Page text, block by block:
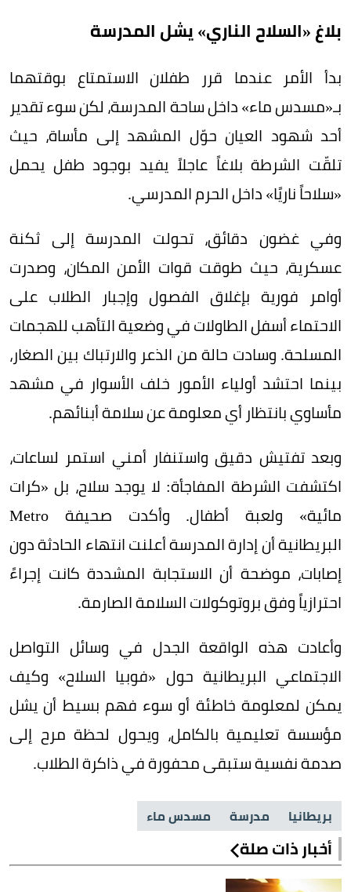
بلاغ «السلاح الناري» يشل المدرسة
بدأ الأمر عندما قرر طفلان الاستمتاع بوقتهما
بـ«مسدس ماء» داخل ساحة المدرسة، لكن سوء تقدير
أحد شهود العيان حوّل المشهد إلى مأساة، حيث
تلقّت الشرطة بلاغاً عاجلاً يفيد بوجود طفل يحمل
«سلاحاً ناريًا» داخل الحرم المدرسي.
وفي غضون دقائق، تحولت المدرسة إلى ثكنة
عسكرية، حيث طوقت قوات الأمن المكان، وصدرت
أوامر فورية بإغلاق الفصول وإجبار الطلاب على
الاحتماء أسفل الطاولات في وضعية التأهب للهجمات
المسلحة. وسادت حالة من الذعر والارتباك بين الصغار،
بينما احتشد أولياء الأمور خلف الأسوار في مشهد
مأساوي بانتظار أي معلومة عن سلامة أبنائهم.
وبعد تفتيش دقيق واستنفار أمني استمر لساعات،
اكتشفت الشرطة المفاجأة: لا يوجد سلاح، بل «كرات
مائية» ولعبة أطفال. وأكدت صحيفة Metro
البريطانية أن إدارة المدرسة أعلنت انتهاء الحادثة دون
إصابات، موضحة أن الاستجابة المشددة كانت إجراءً
احترازياً وفق بروتوكولات السلامة الصارمة.
وأعادت هذه الواقعة الجدل في وسائل التواصل
الاجتماعي البريطانية حول «فوبيا السلاح» وكيف
يمكن لمعلومة خاطئة أو سوء فهم بسيط أن يشل
مؤسسة تعليمية بالكامل، ويحول لحظة مرح إلى
صدمة نفسية ستبقى محفورة في ذاكرة الطلاب.
بريطانيا مدرسة مسدس ماء
أخبار ذات صلة